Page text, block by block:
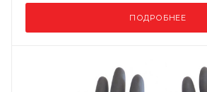
ПОДРОБНЕЕ